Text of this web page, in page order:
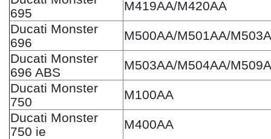
695
M419AA/M420AA
Ducati Monster
696
M500AA/M501AA/
Ducati Monster
696 ABS
M503AA/M504AA/
Ducati Monster
750
M100AA
Ducati Monster
750 ie
M400AA